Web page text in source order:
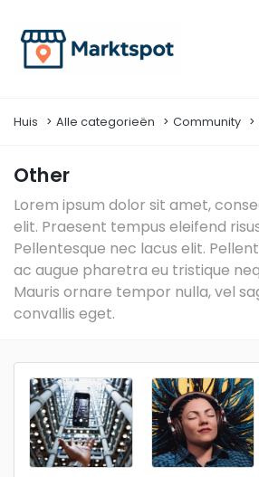
Huis Alle categorieën Community
Other
Lorem ipsum dolor sit amet,
elit. Praesent tempus eleifend
Pellentesque nec lacus elit.
ac augue pharetra eu tristique
Mauris ornare tempor nulla, vel
convallis eget.